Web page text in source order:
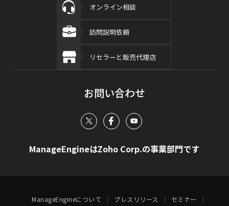
オンライン相談
訪問説明依頼
リセラーと販売代理店
お問い合わせ
ManageEngineはZoho Corp.の事業部門です
ManageEngineについて プレスリリース セミナー